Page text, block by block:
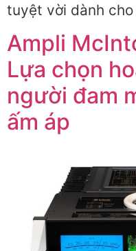
tuyệt vời dành
Ampli
Lựa chọn
người đam
ấm áp